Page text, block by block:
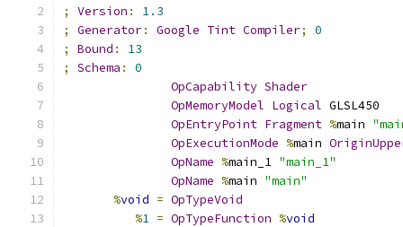
;
Version :
1.3
;
Generator: Google Tint Compiler;
0
;
Bound :
13
;
Schema :
0
OpCapability Shader
OpMemoryModel Logical GLSL450
OpEntryPoint Fragment %main
OpExecutionMode %main
OpName %main_1 "main_1"
OpName %main "main"
%void = OpTypeVoid
%1 = OpTypeFunction %void